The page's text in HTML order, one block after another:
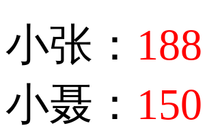
小张：
小聂：